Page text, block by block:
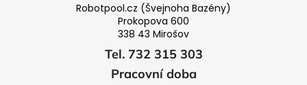
Robotpool.cz (Švejnoha Bazény)
Prokopova 600
338 43 Mirošov
Tel. 732 315 303
Pracovní doba